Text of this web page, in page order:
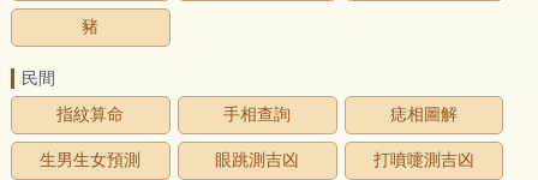
豬
民間
指紋算命
手相查詢 痣相圖解
生男生女預測 眼跳測吉凶 打噴嚏測吉凶